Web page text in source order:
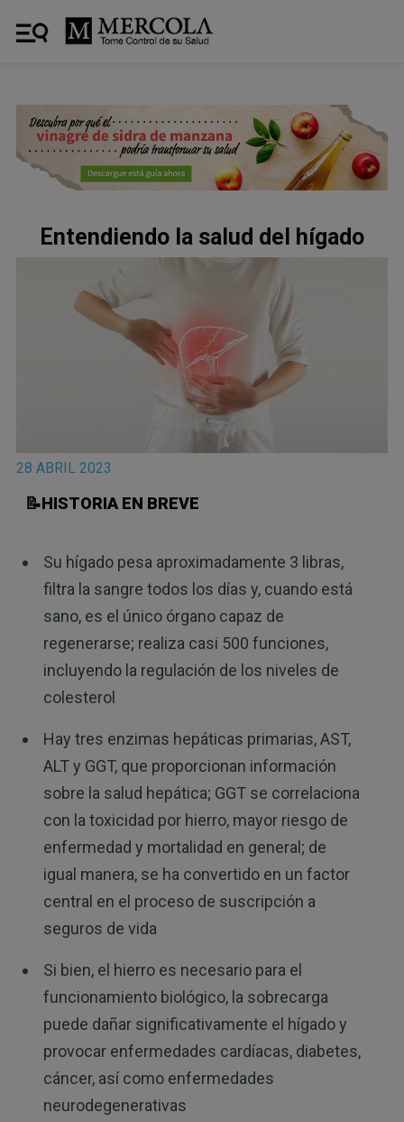
Entendiendo la salud del hígado
28 ABRIL 2023
📝HISTORIA EN BREVE
Su hígado pesa aproximadamente 3 libras,
filtra la sangre todos los días y, cuando está
sano, es el único órgano capaz de
regenerarse; realiza casi 500 funciones,
incluyendo la regulación de los niveles de
colesterol
Hay tres enzimas hepáticas primarias, AST,
ALT y GGT, que proporcionan información
sobre la salud hepática; GGT se correlaciona
con la toxicidad por hierro, mayor riesgo de
enfermedad y mortalidad en general; de
igual manera, se ha convertido en un factor
central en el proceso de suscripción a
seguros de vida
Si bien, el hierro es necesario para el
funcionamiento biológico, la sobrecarga
puede dañar significativamente el hígado y
provocar enfermedades cardíacas, diabetes,
cáncer, así como enfermedades
neurodegenerativas